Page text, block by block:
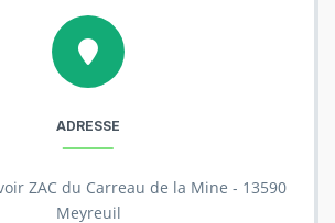
ADRESSE
ZAC du Carreau de la Mine - 13590
Meyreuil